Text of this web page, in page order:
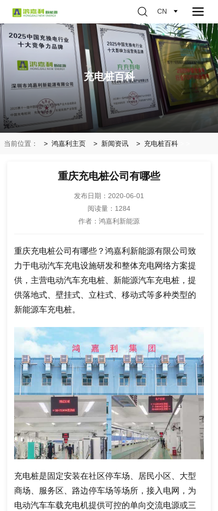
CN
充电桩百科
当前位置： 鸿嘉利主页 新闻资讯 充电桩百科
重庆充电桩公司有哪些
发布日期：2020-06-01
阅读量： 1284
作者：鸿嘉利新能源
重庆充电桩公司有哪些？鸿嘉利新能源有限公司致
力于电动汽车充电设施研发和整体充电网络方案提
供，主营电动汽车充电桩、新能源汽车充电桩，提
供落地式、壁挂式、立柱式、移动式等多种类型的
新能源车充电桩。
充电桩是固定安装在社区停车场、居民小区、大型
商场、服务区、路边停车场等场所，接入电网，为
电动汽车车载充电机提供可控的单向交流电源或三